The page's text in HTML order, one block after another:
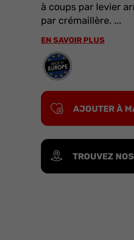
à coups par levier
par crémaillère. ...
EN SAVOIR PLUS
AJOUTER À
TROUVEZ